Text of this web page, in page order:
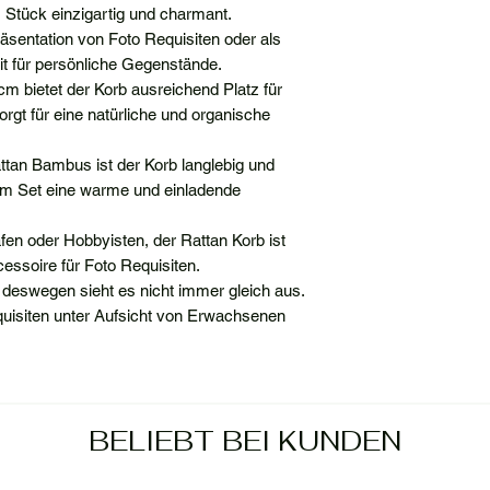
einzigartig und charmant.
von Foto Requisiten oder als
für persönliche Gegenstände.
bietet der Korb ausreichend Platz für
für eine natürliche und organische
Bambus ist der Korb langlebig und
Set eine warme und einladende
oder Hobbyisten, der Rattan Korb ist
für Foto Requisiten.
sieht es nicht immer gleich aus.
unter Aufsicht von Erwachsenen
BELIEBT BEI KUNDEN